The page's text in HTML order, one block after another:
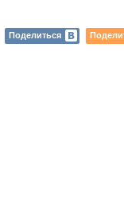
Поделиться